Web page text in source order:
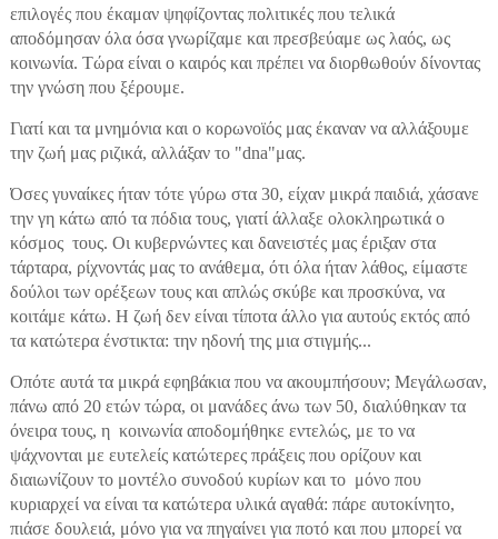
επιλογές που έκαμαν ψηφίζοντας πολιτικές που τελικά
αποδόμησαν όλα όσα γνωρίζαμε και πρεσβεύαμε ως λαός, ως
κοινωνία. Τώρα είναι ο καιρός και πρέπει να διορθωθούν δίνοντας
την γνώση που ξέρουμε.
Γιατί και τα μνημόνια και ο κορωνοϊός μας έκαναν να αλλάξουμε
την ζωή μας ριζικά, αλλάξαν το "dna"μας.
Όσες γυναίκες ήταν τότε γύρω στα 30, είχαν μικρά παιδιά, χάσανε
την γη κάτω από τα πόδια τους, γιατί άλλαξε ολοκληρωτικά ο
κόσμος τους. Οι κυβερνώντες και δανειστές μας έριξαν στα
τάρταρα, ρίχνοντάς μας το ανάθεμα, ότι όλα ήταν λάθος, είμαστε
δούλοι των ορέξεων τους και απλώς σκύβε και προσκύνα, να
κοιτάμε κάτω. Η ζωή δεν είναι τίποτα άλλο για αυτούς εκτός από
τα κατώτερα ένστικτα: την ηδονή της μια στιγμής...
Οπότε αυτά τα μικρά εφηβάκια που να ακουμπήσουν; Μεγάλωσαν,
πάνω από 20 ετών τώρα, οι μανάδες άνω των 50, διαλύθηκαν τα
όνειρα τους, η κοινωνία αποδομήθηκε εντελώς, με το να
ψάχνονται με ευτελείς κατώτερες πράξεις που ορίζουν και
διαιωνίζουν το μοντέλο συνοδού κυρίων και το μόνο που
κυριαρχεί να είναι τα κατώτερα υλικά αγαθά: πάρε αυτοκίνητο,
πιάσε δουλειά, μόνο για να πηγαίνει για ποτό και που μπορεί να